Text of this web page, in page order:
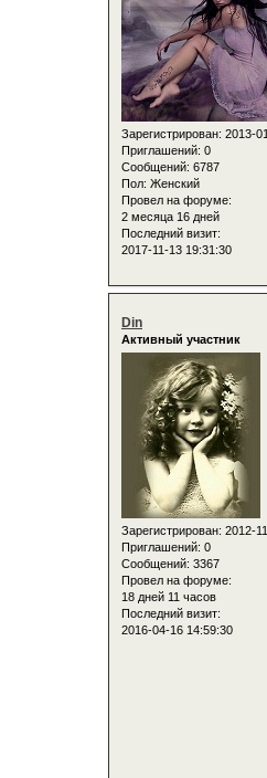
Зарегистрирован: 2013-
Приглашений: 0
Сообщений: 6787
Пол: Женский
Провел на форуме:
2 месяца 16 дней
Последний визит:
2017-11-13 19:31:30
Din
Активный участник
Зарегистрирован: 2012-
Приглашений: 0
Сообщений: 3367
Провел на форуме:
18 дней 11 часов
Последний визит:
2016-04-16 14:59:30